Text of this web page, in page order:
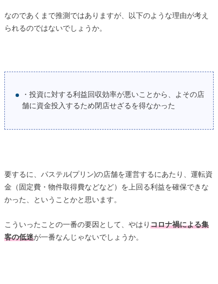
なのであくまで推測ではありますが、以下のような理由が考え
られるのではないでしょうか。
・投資に対する利益回収効率が悪いことから、よその店
舗に資金投入するため閉店せざるを得なかった
要するに、パステル(プリン)の店舗を運営するにあたり、運転資
金（固定費・物件取得費などなど）を上回る利益を確保できな
かった、ということかと思います。
こういったことの一番の要因として、やはり コロナ禍による集
客の低迷が一番なんじゃないでしょうか。